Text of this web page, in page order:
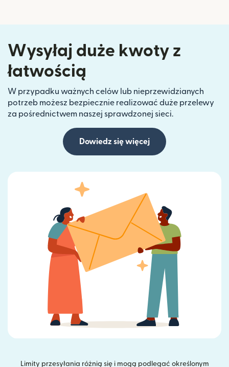
Wysyłaj duże kwoty z
łatwością
W przypadku ważnych celów lub nieprzewidzianych
potrzeb możesz bezpiecznie realizować duże przelewy
za pośrednictwem naszej sprawdzonej sieci.
Dowiedz się więcej
Limity przesyłania różnią się i mogą podlegać określonym